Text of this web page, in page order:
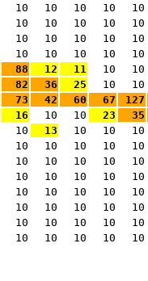
10 10 10 10 10
10 10 10 10 10
10 10 10 10 10
10 10 10 10 10
88 12 11 10 10
82 36 25 10 10
73 42 60 67 127
16 10 10 23 35
10 13 10 10 10
10 10 10 10 10
10 10 10 10 10
10 10 10 10 10
10 10 10 10 10
10 10 10 10 10
10 10 10 10 10
10 10 10 10 10